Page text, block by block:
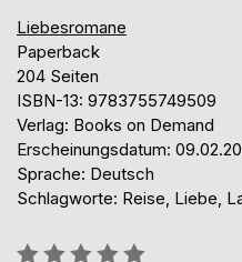
Liebesromane
Paperback
204 Seiten
ISBN-13: 9783755749509
Verlag: Books on Demand
Erscheinungsdatum:
Sprache: Deutsch
Schlagworte: Reise, Liebe,
Bewertung::